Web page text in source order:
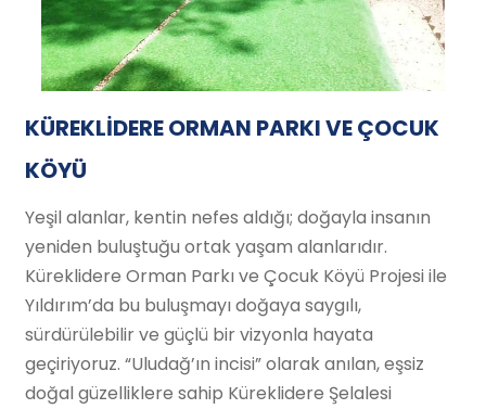
KÜREKLİDERE ORMAN PARKI VE ÇOCUK
KÖYÜ
Yeşil alanlar, kentin nefes aldığı; doğayla insanın
yeniden buluştuğu ortak yaşam alanlarıdır.
Küreklidere Orman Parkı ve Çocuk Köyü Projesi ile
Yıldırım’da bu buluşmayı doğaya saygılı,
sürdürülebilir ve güçlü bir vizyonla hayata
geçiriyoruz. “Uludağ’ın incisi” olarak anılan, eşsiz
doğal güzelliklere sahip Küreklidere Şelalesi